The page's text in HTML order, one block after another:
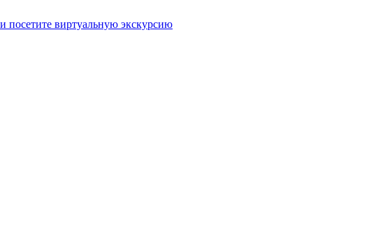
посетите виртуальную экскурсию